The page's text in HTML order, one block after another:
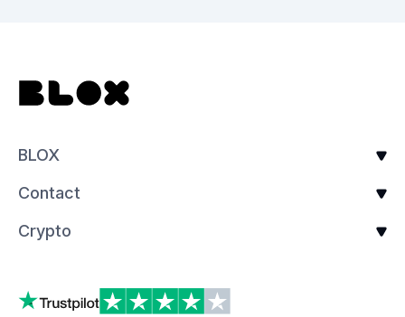
BLOX
Contact
Crypto